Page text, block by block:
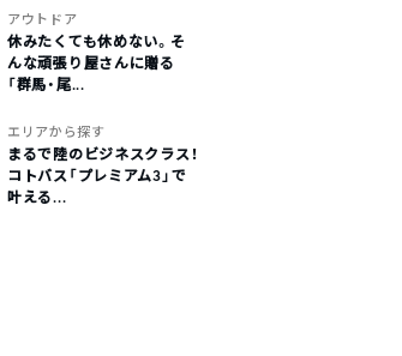
アウトドア
休みたくても休めない。そ
んな頑張り屋さんに贈る
「群馬・尾...
エリアから探す
まるで陸のビジネスクラス！
コトバス「プレミアム3」で
叶える...